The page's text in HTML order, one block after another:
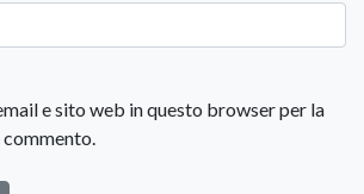
e sito web in questo browser per la